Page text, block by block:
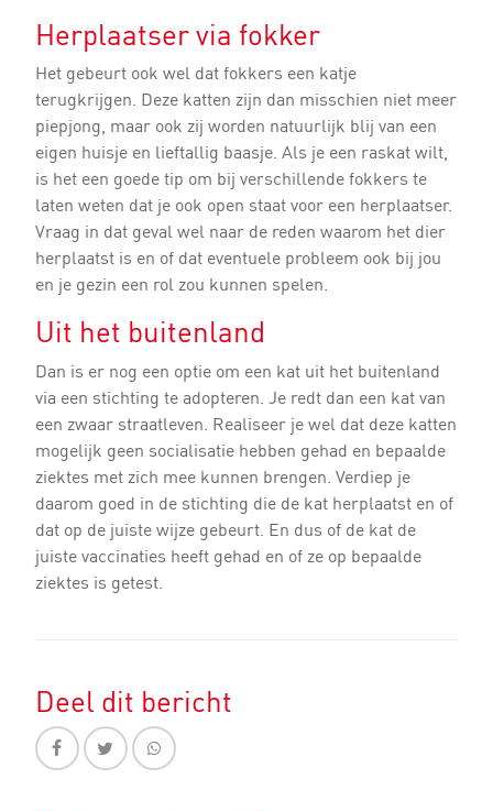
Herplaatser via fokker
Het gebeurt ook wel dat fokkers een katje
terugkrijgen. Deze katten zijn dan misschien niet meer
piepjong, maar ook zij worden natuurlijk blij van een
eigen huisje en lieftallig baasje. Als je een raskat wilt,
is het een goede tip om bij verschillende fokkers te
laten weten dat je ook open staat voor een herplaatser.
Vraag in dat geval wel naar de reden waarom het dier
herplaatst is en of dat eventuele probleem ook bij jou
en je gezin een rol zou kunnen spelen.
Uit het buitenland
Dan is er nog een optie om een kat uit het buitenland
via een stichting te adopteren. Je redt dan een kat van
een zwaar straatleven. Realiseer je wel dat deze katten
mogelijk geen socialisatie hebben gehad en bepaalde
ziektes met zich mee kunnen brengen. Verdiep je
daarom goed in de stichting die de kat herplaatst en of
dat op de juiste wijze gebeurt. En dus of de kat de
juiste vaccinaties heeft gehad en of ze op bepaalde
ziektes is getest.
Deel dit bericht